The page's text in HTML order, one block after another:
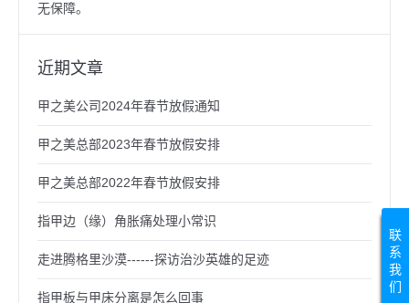
无保障。
近期文章
甲之美公司2024年春节放假通知
甲之美总部2023年春节放假安排
甲之美总部2022年春节放假安排
指甲边（缘）角胀痛处理小常识
走进腾格里沙漠------探访治沙英雄的足迹
指甲板与甲床分离是怎么回事
联
系
我
们